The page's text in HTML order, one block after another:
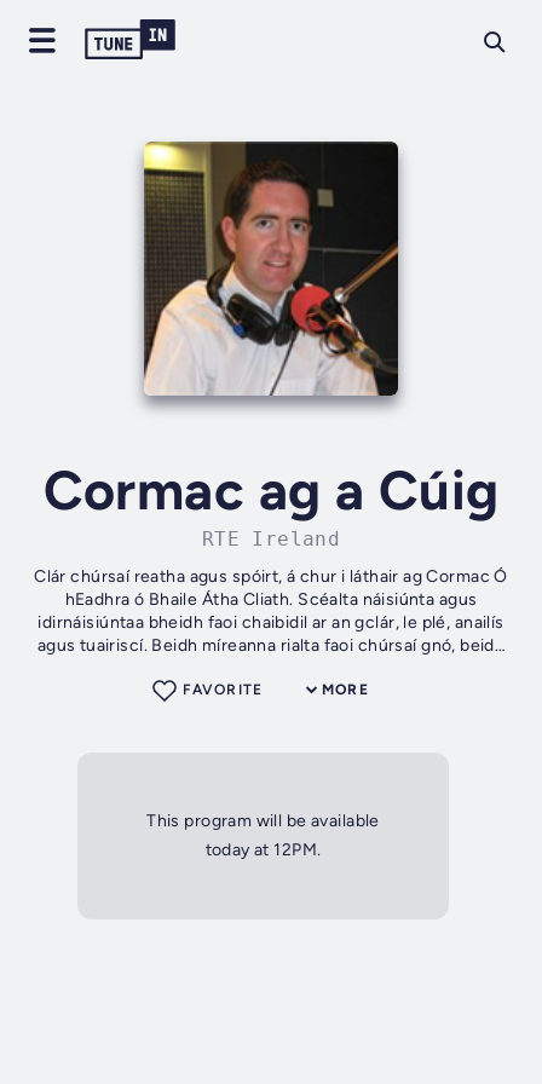
Cormac ag a Cúig
RTE Ireland
Clár chúrsaí reatha agus spóirt, á chur i láthair ag Cormac Ó
hEadhra ó Bhaile Átha Cliath. Scéalta náisiúnta agus
idirnáisiúntaa bheidh faoi chaibidil ar an gclár, le plé, anailís
agus tuairiscí. Beidh míreanna rialta faoi chúrsaí gnó, beidh
MORE
FAVORITE
This program will be available
today at 12PM.